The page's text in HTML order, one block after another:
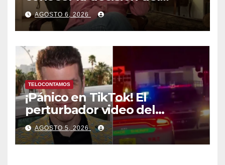
tribunal en su caso
AGOSTO 6, 2026
TELOCONTAMOS
¡Pánico en TikTok! El
perturbador video del
famoso influencer Perez
Hilton que obligó a sus fans a
pedir ayuda médica
AGOSTO 5, 2026